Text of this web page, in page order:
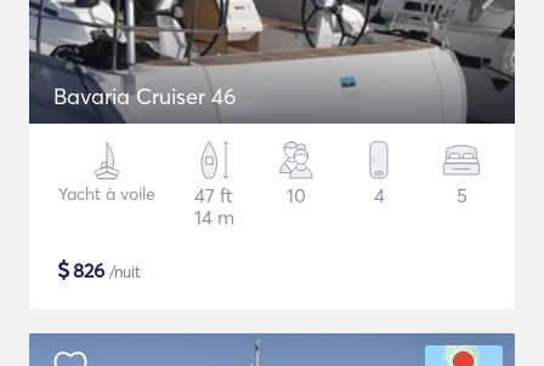
Bavaria Cruiser 46
Yacht à voile
47 ft
14 m
10 4 5
$826 /nuit